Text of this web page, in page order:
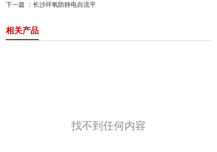
下一篇 ： 长沙环氧防静电自流平
相关产品
找不到任何内容